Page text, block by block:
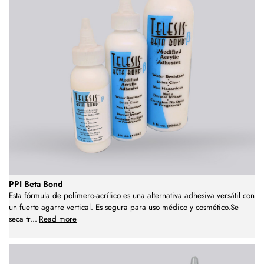
PPI Beta Bond
Esta fórmula de polímero-acrílico es una alternativa adhesiva versátil con
un fuerte agarre vertical. Es segura para uso médico y cosmético.Se
seca tr... Read more